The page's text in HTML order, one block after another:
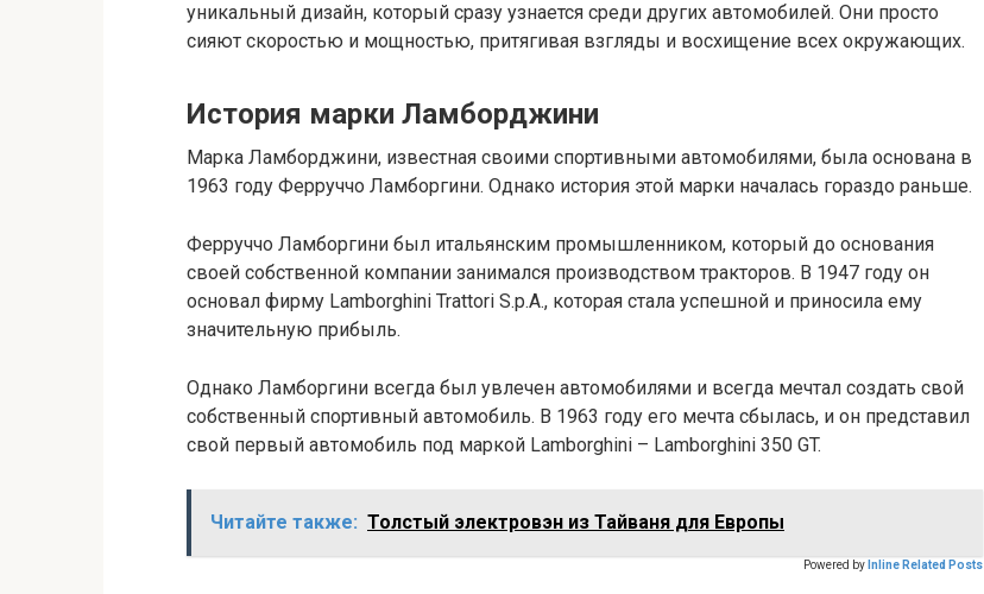
уникальный дизайн, который сразу узнается среди других автомобилей. Они просто
сияют скоростью и мощностью, притягивая взгляды и восхищение всех окружающих.
История марки Ламборджини
Марка Ламборджини, известная своими спортивными автомобилями, была основана в
1963 году Ферруччо Ламборгини. Однако история этой марки началась гораздо раньше.
Ферруччо Ламборгини был итальянским промышленником, который до основания
своей собственной компании занимался производством тракторов. В 1947 году он
основал фирму Lamborghini Trattori S.p.A., которая стала успешной и приносила ему
значительную прибыль.
Однако Ламборгини всегда был увлечен автомобилями и всегда мечтал создать свой
собственный спортивный автомобиль. В 1963 году его мечта сбылась, и он представил
свой первый автомобиль под маркой Lamborghini – Lamborghini 350 GT.
Читайте также: Толстый электровэн из Тайваня для Европы
Powered by Inline Related Posts